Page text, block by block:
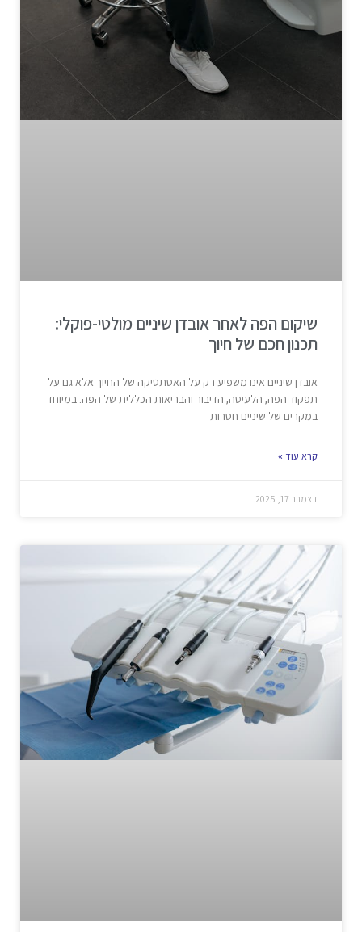
שיקום הפה לאחר אובדן שיניים מולטי-פוקלי:
תכנון חכם של חיוך
אובדן שיניים אינו משפיע רק על האסתטיקה של החיוך אלא גם על
תפקוד הפה, הלעיסה, הדיבור והבריאות הכללית של הפה. במיוחד
במקרים של שיניים חסרות
קרא עוד »
דצמבר 17, 2025